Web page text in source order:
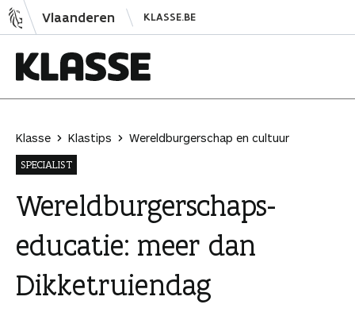
N
a
Vlaanderen KLASSE.BE
a
s
s
e
Klasse Klastips
Wereldburgerschap en cultuur
SPECIALIST
Wereldburgerschaps­
educatie: meer dan
Dikketruiendag